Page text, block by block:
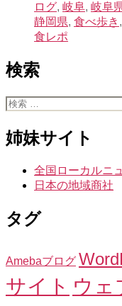
ログ, 岐阜, 岐阜
静岡県, 食べ歩き ,
食レポ
検索
検
対
象:
姉妹サイト
全国ローカルニ
日本の地域商社
タグ
Amebaブログ
サイト ウェ